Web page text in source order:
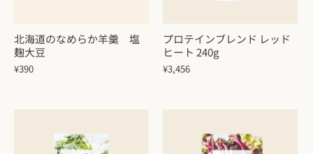
北海道のなめらか羊羹 塩
麹大豆
¥390
プロテインブレンド レッド
ヒート 240g
¥3,456